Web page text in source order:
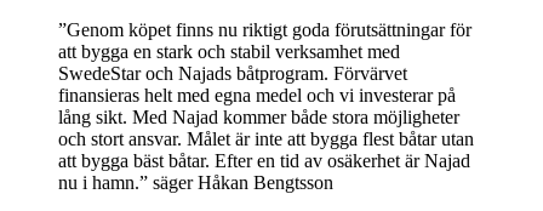
”Genom köpet finns nu riktigt goda förutsättningar för
att bygga en stark och stabil verksamhet med
SwedeStar och Najads båtprogram. Förvärvet
finansieras helt med egna medel och vi investerar på
lång sikt. Med Najad kommer både stora möjligheter
och stort ansvar. Målet är inte att bygga flest båtar utan
att bygga bäst båtar. Efter en tid av osäkerhet är Najad
nu i hamn.” säger Håkan Bengtsson